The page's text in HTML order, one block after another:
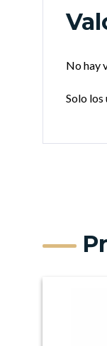
No hay
Solo los